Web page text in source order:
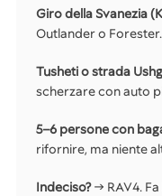
Giro della Svanezia
Outlander o
Tusheti o strada
scherzare con auto
5–6 persone con
rifornire, ma niente
Indeciso?→ RAV4.